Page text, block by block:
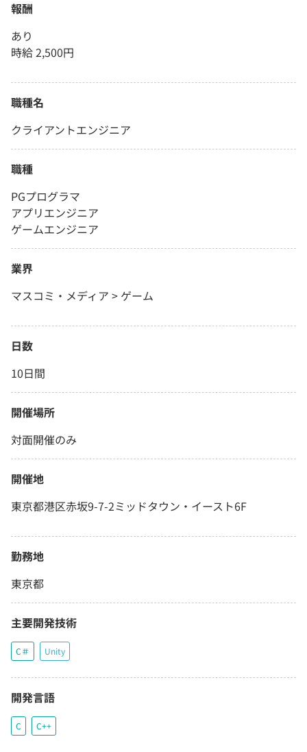
報酬
あり
時給 2,500円
職種名
クライアントエンジニア
職種
PGプログラマ
アプリエンジニア
ゲームエンジニア
業界
マスコミ・メディア > ゲーム
日数
10日間
開催場所
対面開催のみ
開催地
東京都港区赤坂9-7-2ミッドタウン・イースト6F
勤務地
東京都
主要開発技術
C＃ Unity
開発言語
C C++